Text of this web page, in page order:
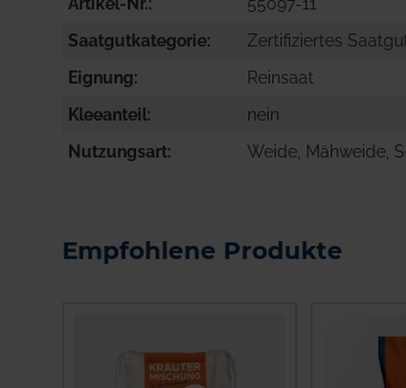
Saatgutkategorie
Zertifiziertes
Eignung
Reinsaat
Kleeanteil
nein
Nutzungsart
Weide, Mähweide,
Empfohlene Produkte